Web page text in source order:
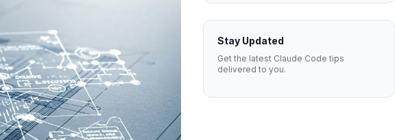
Stay Updated
Get the latest Claude Code tips
delivered to you.